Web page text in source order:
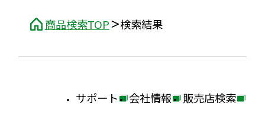
商品検索TOP 検索結果
外
サポート
外
会社情報
外
販売店検索